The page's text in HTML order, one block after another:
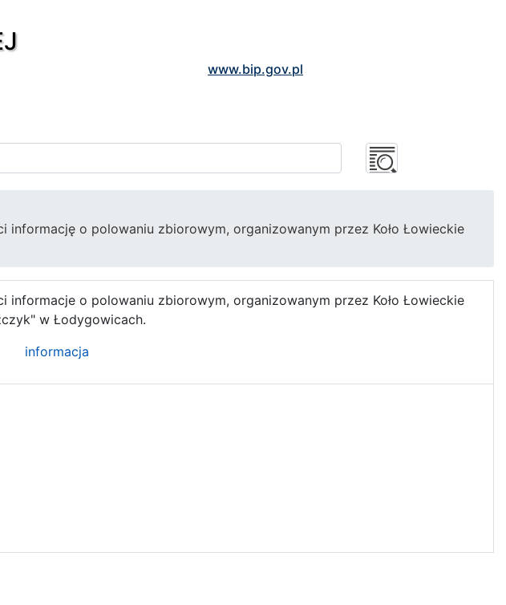
www.bip.gov.pl
o polowaniu zbiorowym, organizowanym przez Koło Łowieckie
o polowaniu zbiorowym, organizowanym przez Koło Łowieckie
w Łodygowicach.
informacja